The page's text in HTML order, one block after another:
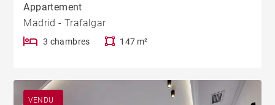
Appartement
Madrid - Trafalgar
3 chambres 147 m²
VENDU